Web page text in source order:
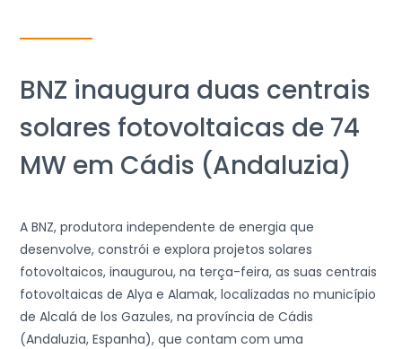
BNZ inaugura duas centrais
solares fotovoltaicas de 74
MW em Cádis (Andaluzia)
A BNZ, produtora independente de energia que
desenvolve, constrói e explora projetos solares
fotovoltaicos, inaugurou, na terça-feira, as suas centrais
fotovoltaicas de Alya e Alamak, localizadas no município
de Alcalá de los Gazules, na província de Cádis
(Andaluzia, Espanha), que contam com uma